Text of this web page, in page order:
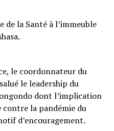
de la Santé à l’immeuble
le coordonnateur du
le leadership du
dont l’implication
la pandémie du
d’encouragement.